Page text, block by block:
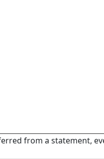
from a statement,